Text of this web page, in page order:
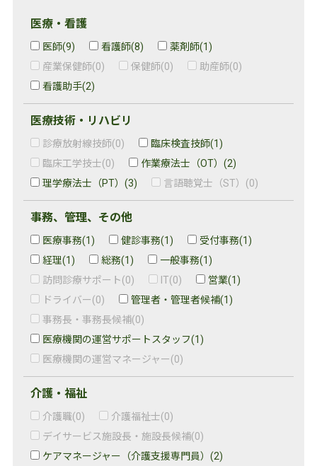
医療・看護
医師(9) 看護師(8) 薬剤師(1)
産業保健師(0) 保健師(0) 助産師(0)
看護助手(2)
医療技術・リハビリ
診療放射線技師(0) 臨床検査技師(1)
臨床工学技士(0) 作業療法士（OT） (2)
理学療法士（PT） (3) 言語聴覚士（ST） (0)
事務、管理、その他
医療事務(1) 健診事務(1) 受付事務(1)
経理(1) 総務(1) 一般事務(1)
訪問診療サポート(0) IT(0) 営業(1)
ドライバー(0) 管理者・管理者候補(1)
事務長・事務長候補(0)
医療機関の運営サポートスタッフ(1)
医療機関の運営マネージャー(0)
介護・福祉
介護職(0) 介護福祉士(0)
デイサービス施設長・施設長候補(0)
ケアマネージャー（介護支援専門員） (2)